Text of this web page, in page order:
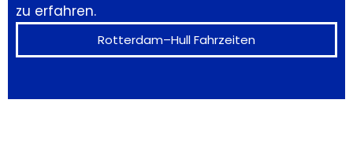
zu erfahren.
Rotterdam–Hull Fahrzeiten